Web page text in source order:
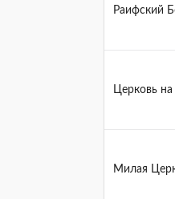
Раифский
Церковь на
Милая